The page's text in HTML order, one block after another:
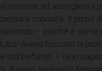
persone ad accogliere
e curiosità. Il primo
– perché è
Aveva toccato la
– Non
Il sesto sentenziò